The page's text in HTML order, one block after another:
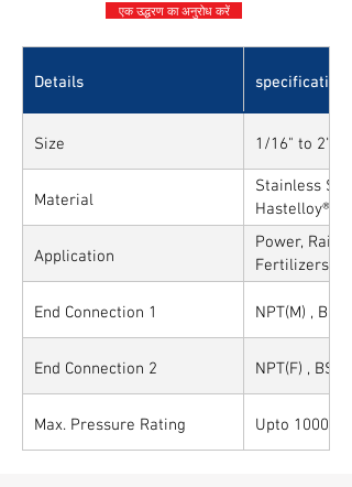
एक उद्धरण का अनुरोध करें
Details specifications
Size 1/16" to 2"
Material
Stainless
Hastelloy®,
Alloys
Application
Power,
Fertilizers,
Sytems,
End Connection 1
NPT(M) ,
End Connection 2 NPT(F) ,
Max. Pressure Rating Upto